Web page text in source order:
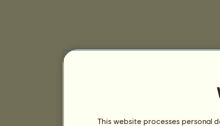
This website processes personal